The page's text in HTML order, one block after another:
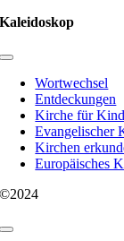
Kaleidoskop
Toggle
NavigationWortwechsel
Entdeckungen
Kirche für
Evangelischer
Kirchen
Europäisches
©2024
Toggle